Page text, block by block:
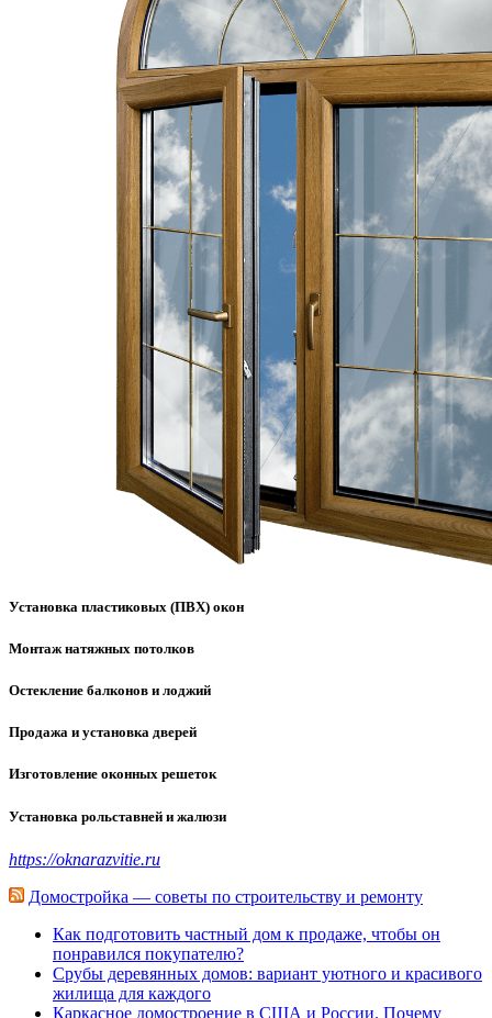
Установка пластиковых (ПВХ) окон
Монтаж натяжных потолков
Остекление балконов и лоджий
Продажа и установка дверей
Изготовление оконных решеток
Установка рольставней и жалюзи
https://oknarazvitie.ru
Домостройка — советы по строительству и ремонту
Как подготовить частный дом к продаже, чтобы он
понравился покупателю?
Срубы деревянных домов: вариант уютного и красивого
жилища для каждого
Каркасное домостроение в США и России. Почему